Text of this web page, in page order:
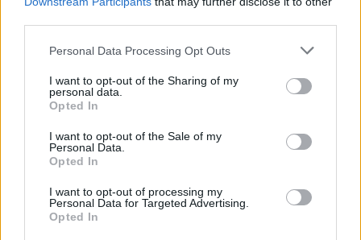
Personal Data Processing Opt Outs
I want to opt-out of the Sharing of my
personal data.
Opted In
I want to opt-out of the Sale of my
Personal Data.
Opted In
I want to opt-out of processing my
Personal Data for Targeted Advertising.
Opted In
HALMSTAD 2026-07-28 KL. 06:00 2026-07-25 KL. 05:58